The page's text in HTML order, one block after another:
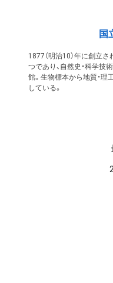
国
1877（明治10）年に創立
つであり、自然史・科学
館。生物標本から地質・理
している。